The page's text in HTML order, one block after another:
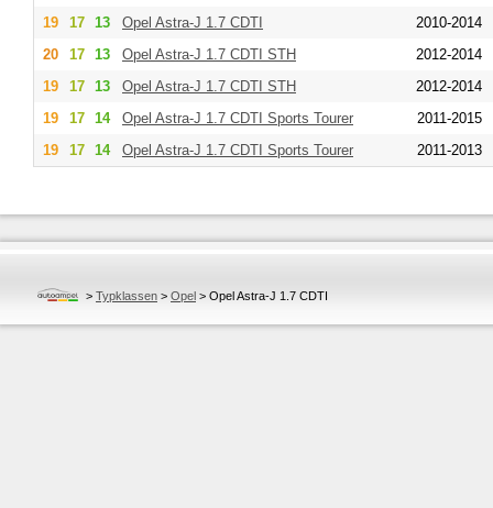
19
17 13 Opel Astra-J 1.7 CDTI
2010-2014
20
17 13 Opel Astra-J 1.7 CDTI STH
2012-2014
19
17 13 Opel Astra-J 1.7 CDTI STH
2012-2014
19
17 14 Opel Astra-J 1.7 CDTI Sports Tourer
2011-2015
19
17 14 Opel Astra-J 1.7 CDTI Sports Tourer 2011-2013
> Typklassen > Opel > Opel Astra-J 1.7 CDTI